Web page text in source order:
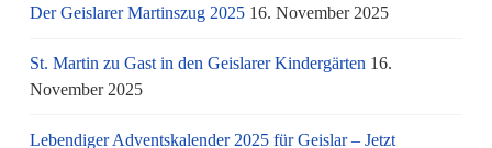
Der Geislarer Martinszug 2025 16. November 2025
St. Martin zu Gast in den Geislarer Kindergärten 16.
November 2025
Lebendiger Adventskalender 2025 für Geislar – Jetzt